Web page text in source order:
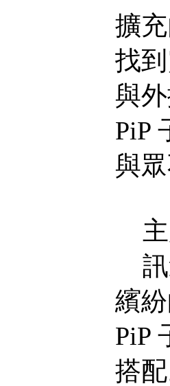
擴
找
與
PiP
與
主
訊
繽
PiP
搭配